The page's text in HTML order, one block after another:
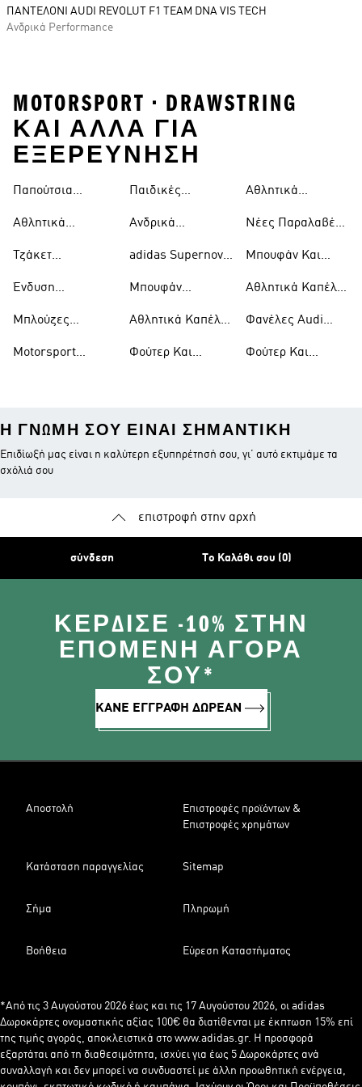
ΠΑΝΤΕΛΟΝΙ AUDI REVOLUT F1 TEAM DNA VIS TECH
Ανδρικά Performance
MOTORSPORT • DRAWSTRING
ΚΑΙ ΑΛΛΑ ΓΙΑ
ΕΞΕΡΕΥΝΗΣΗ
Παπούτσια
Αθλητικά
Motorsport
Τζάκετ
Ένδυση
Μπλούζες
Motorsport
Παιδικές
Φόρμες
Motorsport
Ανδρικά
Motorsport
adidas Supernova
Μπουφάν
Petronas F1
Αθλητικά Καπέλα
Petronas F1
Φούτερ Και
Mercedes-amg
Petronas F1
Αθλητικά
Mercedes-amg
Petronas F1
Νέες Παραλαβές
Μπουφάν Και
Revolut F1 Team
Αθλητικά Καπέλα
Team
Φανέλες Audi
Φούτερ Και
Η ΓΝΏΜΗ ΣΟΥ ΕΊΝΑΙ ΣΗΜΑΝΤΙΚΉ
Επιδίωξή μας είναι η καλύτερη εξυπηρέτησή σου, γι’ αυτό εκτιμάμε τα
σχόλιά σου
επιστροφή στην αρχή
σύνδεση Το Καλάθι σου (0)
ΚΈΡΔΙΣΕ -10% ΣΤΗΝ
ΕΠΌΜΕΝΗ ΑΓΟΡΆ
ΣΟΥ*
ΚΑΝΕ ΕΓΓΡΑΦΗ ΔΩΡΕΑΝ
Αποστολή
Επιστροφές προϊόντων &
Επιστροφές χρημάτων
Κατάσταση παραγγελίας Sitemap
Σήμα Πληρωμή
Βοήθεια Εύρεση Καταστήματος
*Από τις 3 Αυγούστου 2026 έως και τις 17 Αυγούστου 2026, οι adidas
Δωροκάρτες ονομαστικής αξίας 100€ θα διατίθενται με έκπτωση 15% επί
της τιμής αγοράς, αποκλειστικά στο www.adidas.gr. Η προσφορά
εξαρτάται από τη διαθεσιμότητα, ισχύει για έως 5 Δωροκάρτες ανά
συναλλαγή και δεν μπορεί να συνδυαστεί με άλλη προωθητική ενέργεια,